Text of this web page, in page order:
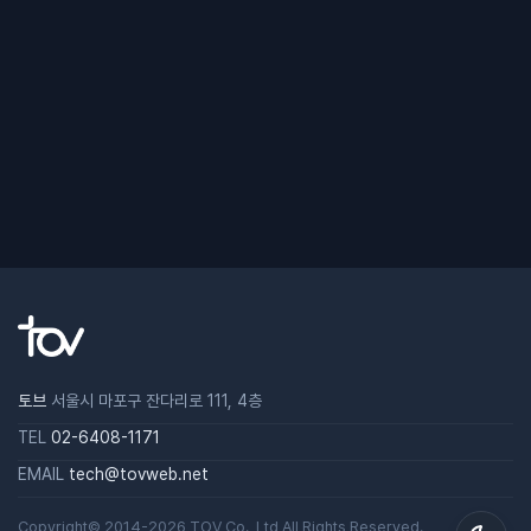
토브 서울시 마포구 잔다리로 111, 4층
TEL 02-6408-1171
EMAIL tech@tovweb.net
Copyright© 2014-2026 TOV Co., Ltd All Rights Reserved.